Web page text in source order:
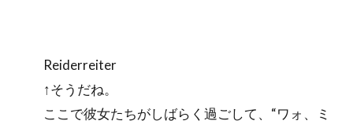
Reiderreiter
↑そうだね。
ここで彼女たちがしばらく過ごして、“ワォ、ミ